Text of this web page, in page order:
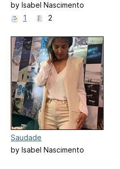
by Isabel Nascimento
1
2
Saudade
by Isabel Nascimento